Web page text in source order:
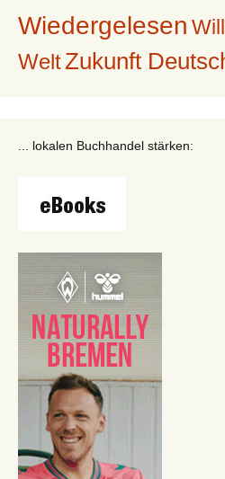
Wiedergelesen
WeltZukunft
... lokalen Buchhandel stärken: